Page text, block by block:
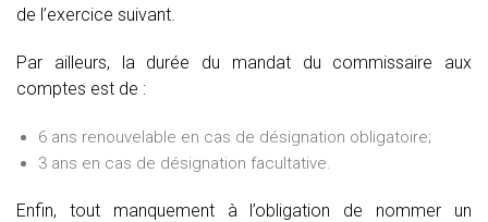
de l’exercice suivant.
Par ailleurs, la durée du mandat du commissaire aux
comptes est de :
6 ans renouvelable en cas de désignation obligatoire;
3 ans en cas de désignation facultative.
Enfin, tout manquement à l’obligation de nommer un